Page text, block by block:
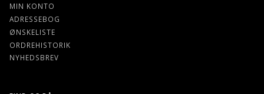
MIN KONTO
ADRESSEBOG
ØNSKELISTE
ORDREHISTORIK
NYHEDSBREV